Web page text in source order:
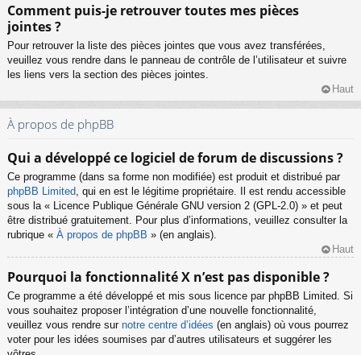
Comment puis-je retrouver toutes mes pièces
jointes ?
Pour retrouver la liste des pièces jointes que vous avez transférées,
veuillez vous rendre dans le panneau de contrôle de l’utilisateur et suivre
les liens vers la section des pièces jointes.
Haut
À propos de phpBB
Qui a développé ce logiciel de forum de discussions ?
Ce programme (dans sa forme non modifiée) est produit et distribué par
phpBB Limited, qui en est le légitime propriétaire. Il est rendu accessible
sous la « Licence Publique Générale GNU version 2 (GPL-2.0) » et peut
être distribué gratuitement. Pour plus d’informations, veuillez consulter la
rubrique « À propos de phpBB » (en anglais).
Haut
Pourquoi la fonctionnalité X n’est pas disponible ?
Ce programme a été développé et mis sous licence par phpBB Limited. Si
vous souhaitez proposer l’intégration d’une nouvelle fonctionnalité,
veuillez vous rendre sur notre centre d’idées (en anglais) où vous pourrez
voter pour les idées soumises par d’autres utilisateurs et suggérer les